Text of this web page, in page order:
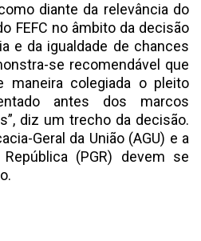
diante da relevância do
FEFC no âmbito da decisão
e da igualdade de chances
se recomendável que
maneira colegiada o pleito
antes dos marcos
diz um trecho da decisão.
Geral da União (AGU) e a
República (PGR) devem se